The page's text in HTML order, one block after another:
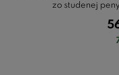
zo studenej